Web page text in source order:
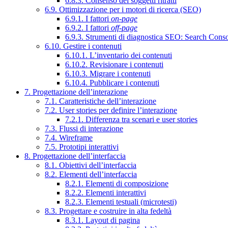
6.9. Ottimizzazione per i motori di ricerca (SEO)
6.9.1. I fattori on-page
6.9.2. I fattori off-page
6.9.3. Strumenti di diagnostica SEO: Search
6.10. Gestire i contenuti
6.10.1. L’inventario dei contenuti
6.10.2. Revisionare i contenuti
6.10.3. Migrare i contenuti
6.10.4. Pubblicare i contenuti
7. Progettazione dell’interazione
7.1. Caratteristiche dell’interazione
7.2. User stories per definire l’interazione
7.2.1. Differenza tra scenari e user stories
7.3. Flussi di interazione
7.4. Wireframe
7.5. Prototipi interattivi
8. Progettazione dell’interfaccia
8.1. Obiettivi dell’interfaccia
8.2. Elementi dell’interfaccia
8.2.1. Elementi di composizione
8.2.2. Elementi interattivi
8.2.3. Elementi testuali (microtesti)
8.3. Progettare e costruire in alta fedeltà
8.3.1. Layout di pagina